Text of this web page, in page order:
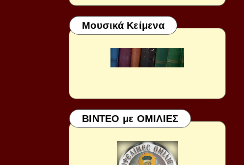
Μουσικά Κείμενα
ΒΙΝΤΕΟ με ΟΜΙΛΙΕΣ